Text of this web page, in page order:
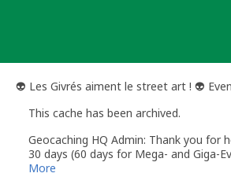
👽 Les Givrés aiment le street art ! 👽
This cache has been archived.
Geocaching HQ Admin: Thank you
30 days (60 days for Mega- and Giga-
More